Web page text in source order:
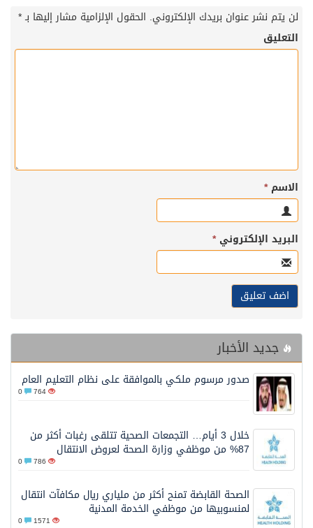
لن يتم نشر عنوان بريدك الإلكتروني. الحقول الإلزامية مشار إليها بـ*
التعليق
الاسم*
البريد الإلكتروني*
جديد الأخبار
صدور مرسوم ملكي بالموافقة على نظام التعليم العام
764
خلال 3 أيام… التجمعات الصحية تتلقى رغبات أكثر من
87% من موظفي وزارة الصحة لعروض الانتقال
786
الصحة القابضة تمنح أكثر من ملياري ريال مكافآت انتقال
لمنسوبيها من موظفي الخدمة المدنية
1571